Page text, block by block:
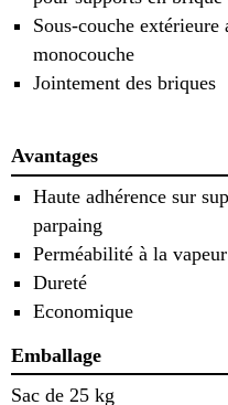
Sous-couche
monocouche
Jointement des briques
Avantages
Haute adhérence sur
parpaing
Perméabilité à la
Dureté
Economique
Emballage
Sac de 25 kg